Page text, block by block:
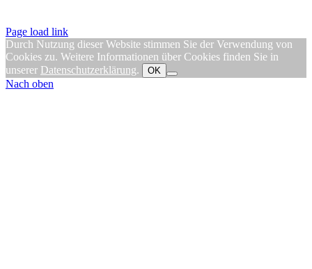
Page load link
Durch Nutzung dieser Website stimmen Sie der Verwendung von
Cookies zu. Weitere Informationen über Cookies finden Sie in
unserer Datenschutzerklärung. OK
Nach oben